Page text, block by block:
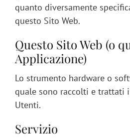
quanto diversamente
questo Sito Web.
Questo Sito Web (o
Applicazione)
Lo strumento hardware o
quale sono raccolti e trattati
Utenti.
Servizio